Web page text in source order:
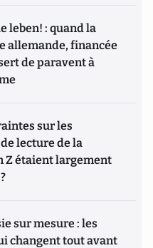
leben! : quand la
allemande, financée
de paravent à
sur les
lecture de la
Z étaient largement
sur mesure : les
changent tout avant